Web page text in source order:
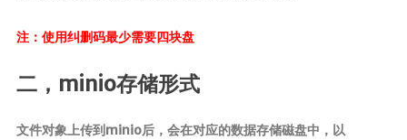
注：使用纠删码最少需要四块盘
二，minio存储形式
文件对象上传到minio后，会在对应的数据存储磁盘中，以